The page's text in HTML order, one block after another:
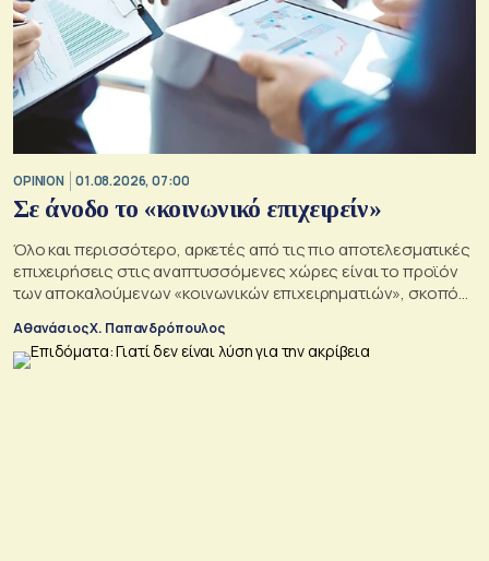
OPINION 01.08.2026, 07:00
Σε άνοδο το «κοινωνικό επιχειρείν»
Όλο και περισσότερο, αρκετές από τις πιο αποτελεσματικές
επιχειρήσεις στις αναπτυσσόμενες χώρες είναι το προϊόν
των αποκαλούμενων «κοινωνικών επιχειρηματιών», σκοπός
σε μια εποχή σοβαρών διαρθρωτικών μετασχηματισμών και
συνακόλουθης αβεβαιότητας
Αθανάσιος Χ. Παπανδρόπουλος